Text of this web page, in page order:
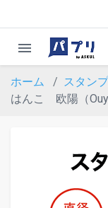
menu
ホーム スタン
はんこ 欧陽（